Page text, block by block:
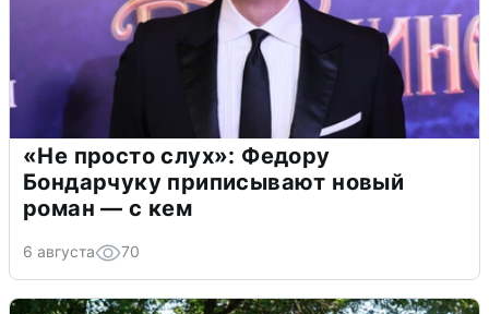
«Не просто слух»: Федору
Бондарчуку приписывают новый
роман — с кем
6 августа 70